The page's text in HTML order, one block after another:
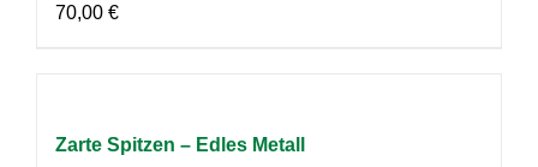
70,00 €
Zarte Spitzen – Edles Metall